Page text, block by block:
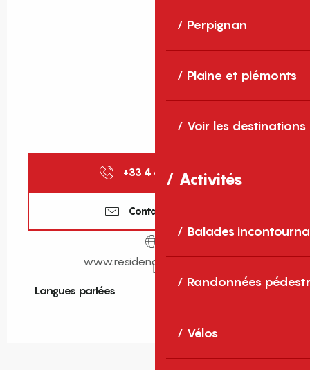
Perpignan
Plaine et piémonts
Voir les destinations
Activités
Balades
Randonnées
Vélos
+33 4 68 39 01 ▒▒
Contactez-nous
www.residenceprimavera.fr
Langues parlées
Langues parlées